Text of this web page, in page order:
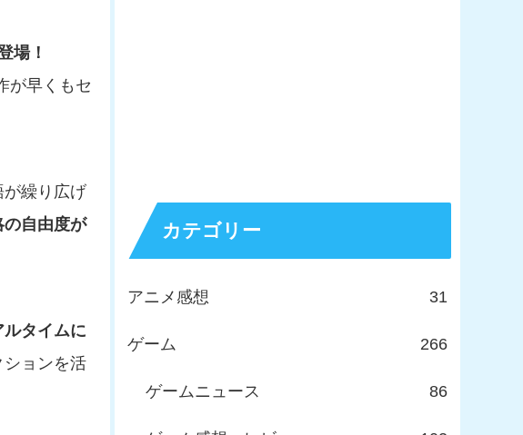
場！
が早くもセ
繰り広げ
自由度が
タイムに
ョンを活
カテゴリー
アニメ感想 31
ゲーム 266
ゲームニュース 86